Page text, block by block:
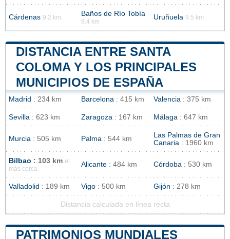
Cárdenas 9.2 km Baños de Río Tobía
9.4 km
Uruñuela 9.5 km
DISTANCIA ENTRE SANTA
COLOMA Y LOS PRINCIPALES
MUNICIPIOS DE ESPAÑA
Madrid : 234 km Barcelona : 415 km Valencia : 375 km
Sevilla : 623 km Zaragoza : 167 km Málaga : 647 km
Murcia : 505 km Palma : 544 km
Las Palmas de Gran
Canaria : 1960 km
Bilbao : 103 km el
más cerca
Alicante : 484 km Córdoba : 530 km
Valladolid : 189 km Vigo : 500 km Gijón : 278 km
Distancia calculada en línea recta
PATRIMONIOS MUNDIALES